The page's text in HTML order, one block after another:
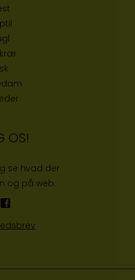
OS!
se hvad der
og på web: